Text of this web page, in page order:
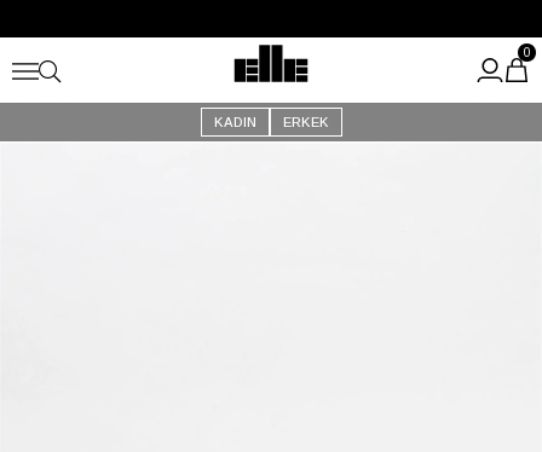
Kargo Ücretsiz!
KADIN ERKEK
0